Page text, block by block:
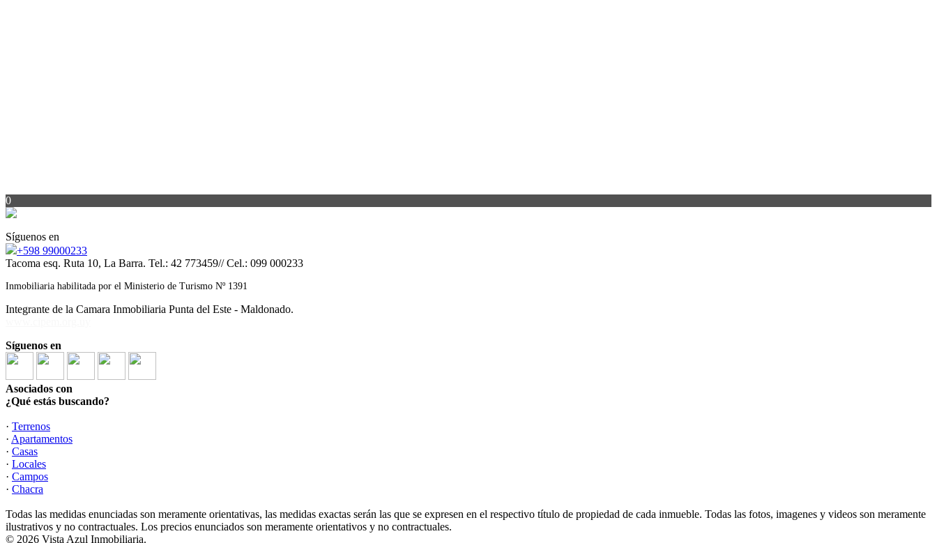
0
Síguenos en
+598 99000233
Tacoma esq. Ruta 10, La Barra. Tel.: 42 773459// Cel.: 099 000233
Inmobiliaria habilitada por el Ministerio de Turismo Nº 1391
Integrante de la Camara Inmobiliaria Punta del Este - Maldonado.
Síguenos en
Asociados con
¿Qué estás buscando?
· Terrenos
· Apartamentos
· Casas
· Locales
· Campos
· Chacra
Todas las medidas enunciadas son meramente orientativas, las medidas exactas serán las que se expresen en el respectivo título de propiedad de cada inmueble. Todas las fotos, imagenes y videos son meramente
ilustrativos y no contractuales. Los precios enunciados son meramente orientativos y no contractuales.
© 2026 Vista Azul Inmobiliaria.